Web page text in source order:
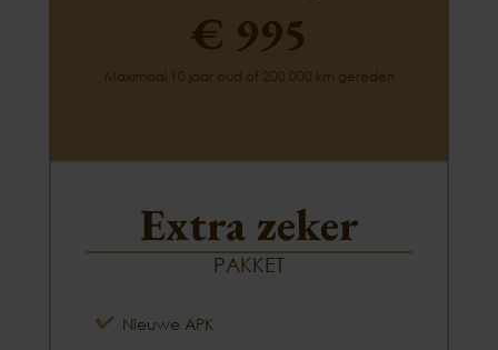
€ 995
Maximaal 10 jaar oud of 200.000 km gereden
Extra zeker
PAKKET
Nieuwe APK